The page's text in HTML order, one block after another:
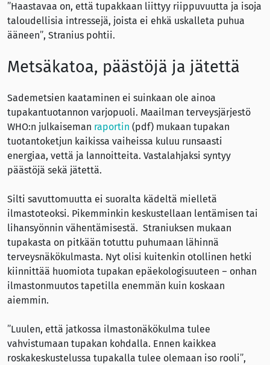
”Haastavaa on, että tupakkaan liittyy riippuvuutta ja isoja
taloudellisia intressejä, joista ei ehkä uskalleta puhua
ääneen”, Stranius pohtii.
Metsäkatoa, päästöjä ja jätettä
Sademetsien kaataminen ei suinkaan ole ainoa
tupakantuotannon varjopuoli. Maailman terveysjärjestö
WHO:n julkaiseman raportin (pdf) mukaan tupakan
tuotantoketjun kaikissa vaiheissa kuluu runsaasti
energiaa, vettä ja lannoitteita. Vastalahjaksi syntyy
päästöjä sekä jätettä.
Silti savuttomuutta ei suoralta kädeltä mielletä
ilmastoteoksi. Pikemminkin keskustellaan lentämisen tai
lihansyönnin vähentämisestä. Straniuksen mukaan
tupakasta on pitkään totuttu puhumaan lähinnä
terveysnäkökulmasta. Nyt olisi kuitenkin otollinen hetki
kiinnittää huomiota tupakan epäekologisuuteen – onhan
ilmastonmuutos tapetilla enemmän kuin koskaan
aiemmin.
”Luulen, että jatkossa ilmastonäkökulma tulee
vahvistumaan tupakan kohdalla. Ennen kaikkea
roskakeskustelussa tupakalla tulee olemaan iso rooli”,